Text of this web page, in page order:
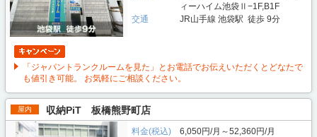
ィーハイム池袋Ⅱ−1F,B1F
交通
JR山手線 池袋駅 徒歩 9分
「ジャパントランクルームを見た」とお電話でお伝えいただくとどなたで
も値引き可能。 お気軽にご相談ください。
屋内 収納PiT 板橋熊野町店
料金(税込)
6,050円/月～52,360円/月